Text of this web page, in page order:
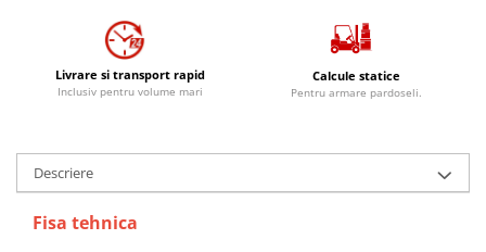
Livrare si transport rapid
Inclusiv pentru volume mari
Calcule statice
Pentru armare pardoseli.
Descriere
Fisa tehnica